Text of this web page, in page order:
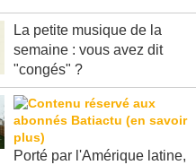
La petite musique de la
semaine : vous avez dit
"congés" ?
Porté par l'Amérique latine,